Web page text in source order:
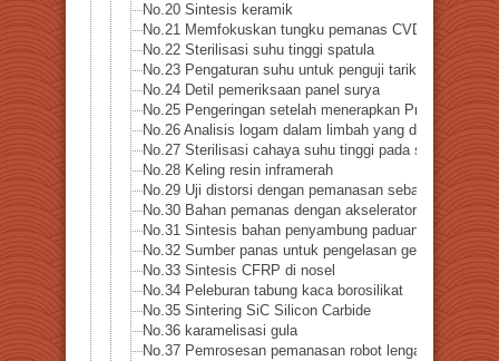
No.20 Sintesis keramik
No.21 Memfokuskan tungku pemanas CVD
No.22 Sterilisasi suhu tinggi spatula
No.23 Pengaturan suhu untuk penguji tarik (bahan
No.24 Detil pemeriksaan panel surya
No.25 Pengeringan setelah menerapkan Pretty Cure
No.26 Analisis logam dalam limbah yang dibakar
No.27 Sterilisasi cahaya suhu tinggi pada spatula
No.28 Keling resin inframerah
No.29 Uji distorsi dengan pemanasan sebagian bagian
No.30 Bahan pemanas dengan akselerator linier dan
No.31 Sintesis bahan penyambung paduan bubuk
No.32 Sumber panas untuk pengelasan gesekan
No.33 Sintesis CFRP di nosel
No.34 Peleburan tabung kaca borosilikat
No.35 Sintering SiC Silicon Carbide
No.36 karamelisasi gula
No.37 Pemrosesan pemanasan robot lengan ganda